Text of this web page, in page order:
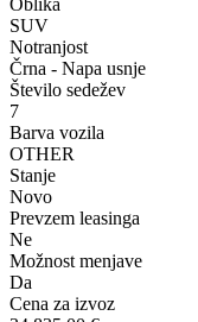
Oblika
SUV
Notranjost
Črna - Napa usnje
Število sedežev
7
Barva vozila
OTHER
Stanje
Novo
Prevzem leasinga
Ne
Možnost menjave
Da
Cena za izvoz